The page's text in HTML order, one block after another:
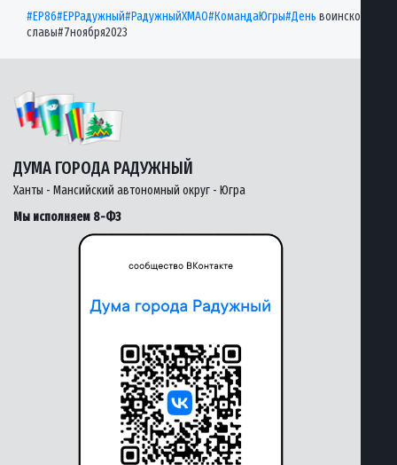
#ЕР86#ЕРРадужный#РадужныйХМАО#КомандаЮгры#День воинской
славы#7ноября2023
ДУМА ГОРОДА РАДУЖНЫЙ
Ханты - Мансийский автономный округ - Югра
Мы исполняем 8-ФЗ